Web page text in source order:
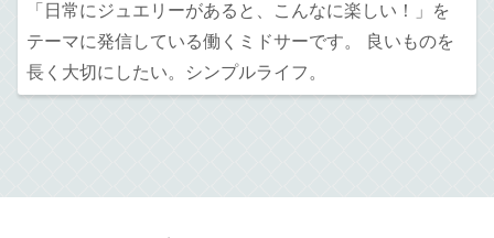
「日常にジュエリーがあると、こんなに楽しい！」を
テーマに発信している働くミドサーです。 良いものを
長く大切にしたい。シンプルライフ。